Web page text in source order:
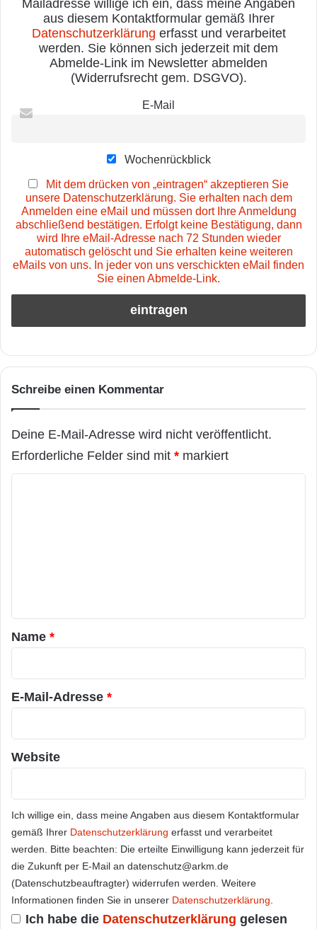
Mailadresse willige ich ein, dass meine Angaben
aus diesem Kontaktformular gemäß Ihrer
Datenschutzerklärung erfasst und verarbeitet
werden. Sie können sich jederzeit mit dem
Abmelde-Link im Newsletter abmelden
(Widerrufsrecht gem. DSGVO).
E-Mail
Wochenrückblick
Mit dem drücken von „eintragen“ akzeptieren Sie
unsere Datenschutzerklärung. Sie erhalten nach dem
Anmelden eine eMail und müssen dort Ihre Anmeldung
abschließend bestätigen. Erfolgt keine Bestätigung, dann
wird Ihre eMail-Adresse nach 72 Stunden wieder
automatisch gelöscht und Sie erhalten keine weiteren
eMails von uns. In jeder von uns verschickten eMail finden
Sie einen Abmelde-Link.
Schreibe einen Kommentar
Deine E-Mail-Adresse wird nicht veröffentlicht.
Erforderliche Felder sind mit * markiert
a
r
*
Name *
E-Mail-Adresse *
Website
Ich willige ein, dass meine Angaben aus diesem Kontaktformular
gemäß Ihrer Datenschutzerklärung erfasst und verarbeitet
werden. Bitte beachten: Die erteilte Einwilligung kann jederzeit für
die Zukunft per E-Mail an datenschutz@arkm.de
(Datenschutzbeauftragter) widerrufen werden. Weitere
Informationen finden Sie in unserer Datenschutzerklärung
Ich habe die Datenschutzerklärung gelesen